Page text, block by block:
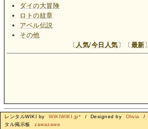
ダイの大冒険
ロトの紋章
アベル伝説
その他
〔 人気/今日人気 〕〔 最新 〕
レンタルWIKI by WIKIWIKI.jp* / Designed by Olivia /
タル掲示板
zawazawa